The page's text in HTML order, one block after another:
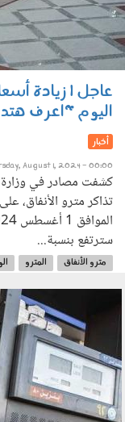
عاجل | زيادة
اليوم "اعرف
أخبار
August 1, 2024 - 00:00
كشفت مصادر في وزارة
تذاكر مترو الأنفاق،
سترتفع بنسبة...
مترو الأنفاق المترو